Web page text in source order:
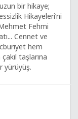
bir hikaye;
Hikayeleri’ni
Fehmi
Cennet ve
hem
taşlarına
yürüyüş.